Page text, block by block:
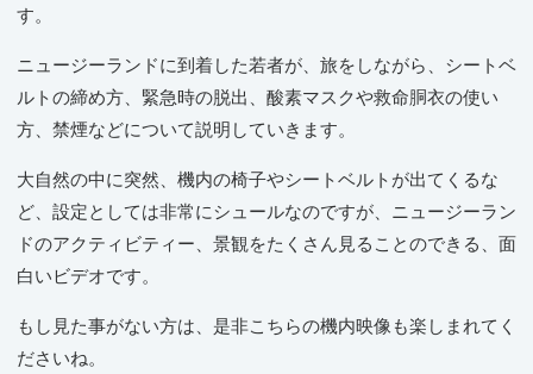
す。
ニュージーランドに到着した若者が、旅をしながら、シートベ
ルトの締め方、緊急時の脱出、酸素マスクや救命胴衣の使い
方、禁煙などについて説明していきます。
大自然の中に突然、機内の椅子やシートベルトが出てくるな
ど、設定としては非常にシュールなのですが、ニュージーラン
ドのアクティビティー、景観をたくさん見ることのできる、面
白いビデオです。
もし見た事がない方は、是非こちらの機内映像も楽しまれてく
ださいね。